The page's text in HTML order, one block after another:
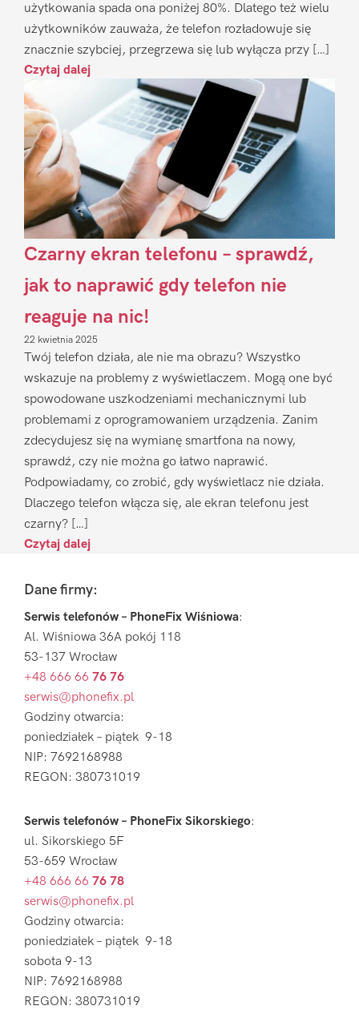
użytkowania spada ona poniżej 80%. Dlatego też wielu
użytkowników zauważa, że telefon rozładowuje się
znacznie szybciej, przegrzewa się lub wyłącza przy […]
Czytaj dalej
Czarny ekran telefonu – sprawdź,
jak to naprawić gdy telefon nie
reaguje na nic!
22 kwietnia 2025
Twój telefon działa, ale nie ma obrazu? Wszystko
wskazuje na problemy z wyświetlaczem. Mogą one być
spowodowane uszkodzeniami mechanicznymi lub
problemami z oprogramowaniem urządzenia. Zanim
zdecydujesz się na wymianę smartfona na nowy,
sprawdź, czy nie można go łatwo naprawić.
Podpowiadamy, co zrobić, gdy wyświetlacz nie działa.
Dlaczego telefon włącza się, ale ekran telefonu jest
czarny? […]
Czytaj dalej
FooterDane firmy:
Serwis telefonów – PhoneFix Wiśniowa:
Al. Wiśniowa 36A pokój 118
53-137 Wrocław
+48 666 66 76 76
serwis@phonefix.pl
Godziny otwarcia:
poniedziałek – piątek 9-18
NIP: 7692168988
REGON: 380731019
Serwis telefonów – PhoneFix Sikorskiego:
ul. Sikorskiego 5F
53-659 Wrocław
+48 666 66 76 78
serwis@phonefix.pl
Godziny otwarcia:
poniedziałek – piątek 9-18
sobota 9-13
NIP: 7692168988
REGON: 380731019